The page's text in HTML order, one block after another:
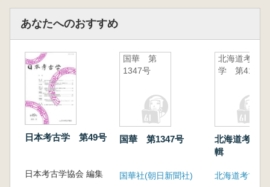
の流れ-(樋上 昇)
【コラム高地性集落探訪⑨】観音寺山遺跡(若
林邦彦)
【コラム高地性集落探訪⑩】島田川流域の遺跡
群(田畑直彦)
【コラム学校現場における学びの一コマ】高等
学校日本史教科書にみられる『高地性集落』
畿内地域の最古型式前方後円墳-京都府向日市
あなたへのおすすめ
日本考古学 第49号
日本考古学協会 編集
国華 第
1347号
国華 第1347号
国華社(朝日新聞社)
北海道考古
学 第41輯
北海道考古
輯
北海道考古学